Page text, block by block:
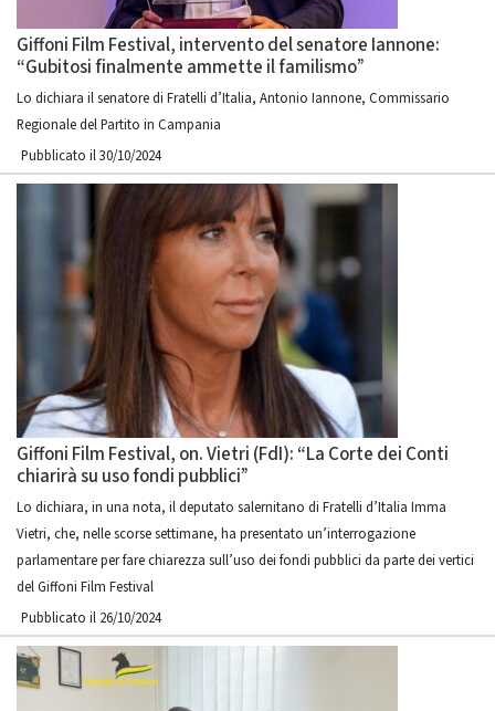
Giffoni Film Festival, intervento del senatore Iannone:
“Gubitosi finalmente ammette il familismo”
Lo dichiara il senatore di Fratelli d’Italia, Antonio Iannone, Commissario
Regionale del Partito in Campania
Pubblicato il 30/10/2024
Giffoni Film Festival, on. Vietri (FdI): “La Corte dei Conti
chiarirà su uso fondi pubblici”
Lo dichiara, in una nota, il deputato salernitano di Fratelli d’Italia Imma
Vietri, che, nelle scorse settimane, ha presentato un’interrogazione
parlamentare per fare chiarezza sull’uso dei fondi pubblici da parte dei vertici
del Giffoni Film Festival
Pubblicato il 26/10/2024